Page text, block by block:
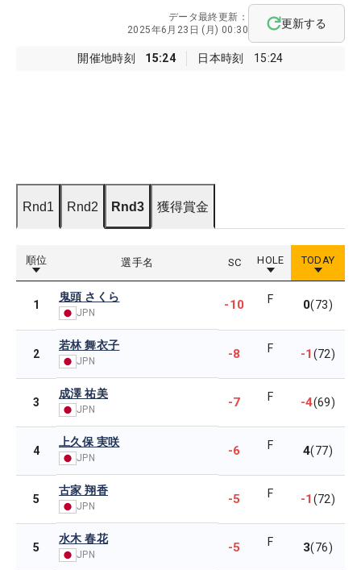
開催地時刻 15:24 日本時刻 15:24
データ最終更新：
2025年6月23日 (月) 00:30
更新する
Rnd1 Rnd2 Rnd3 獲得賞金
順位 選手名 SC HOLE TODAY
1
鬼頭 さくら
JPN
-10 F 0(73)
2
若林 舞衣子
JPN -8 F -1(72)
3
成澤 祐美
JPN -7 F -4(69)
4
上久保 実咲
JPN -6 F 4(77)
5
古家 翔香
JPN -5 F -1(72)
5
水木 春花
JPN -5 F 3(76)